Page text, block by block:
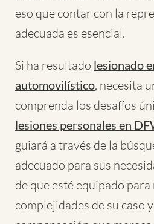
eso que contar con la
adecuada es esencial.
Si ha resultado lesionado
automovilístico, necesita
comprenda los desafíos
lesiones personales en
guiará a través de la
adecuado para sus
de que esté equipado para
complejidades de su caso